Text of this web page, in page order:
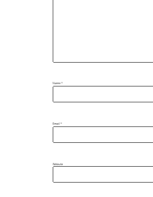
Name *
Email *
Website